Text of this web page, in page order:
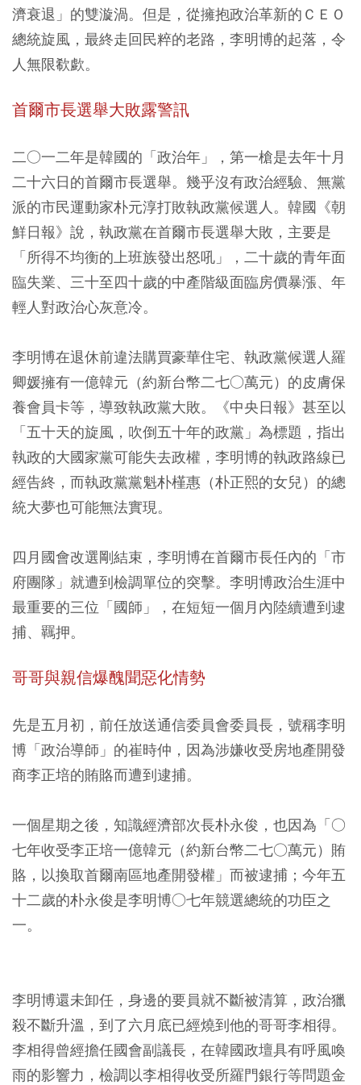
濟衰退」的雙漩渦。但是，從擁抱政治革新的ＣＥＯ
總統旋風，最終走回民粹的老路，李明博的起落，令
人無限欷歔。
首爾市長選舉大敗露警訊
二○一二年是韓國的「政治年」，第一槍是去年十月
二十六日的首爾市長選舉。幾乎沒有政治經驗、無黨
派的市民運動家朴元淳打敗執政黨候選人。韓國《朝
鮮日報》說，執政黨在首爾市長選舉大敗，主要是
「所得不均衡的上班族發出怒吼」，二十歲的青年面
臨失業、三十至四十歲的中產階級面臨房價暴漲、年
輕人對政治心灰意冷。
李明博在退休前違法購買豪華住宅、執政黨候選人羅
卿媛擁有一億韓元（約新台幣二七○萬元）的皮膚保
養會員卡等，導致執政黨大敗。《中央日報》甚至以
「五十天的旋風，吹倒五十年的政黨」為標題，指出
執政的大國家黨可能失去政權，李明博的執政路線已
經告終，而執政黨黨魁朴槿惠（朴正熙的女兒）的總
統大夢也可能無法實現。
四月國會改選剛結束，李明博在首爾市長任內的「市
府團隊」就遭到檢調單位的突擊。李明博政治生涯中
最重要的三位「國師」，在短短一個月內陸續遭到逮
捕、羈押。
哥哥與親信爆醜聞惡化情勢
先是五月初，前任放送通信委員會委員長，號稱李明
博「政治導師」的崔時仲，因為涉嫌收受房地產開發
商李正培的賄賂而遭到逮捕。
一個星期之後，知識經濟部次長朴永俊，也因為「○
七年收受李正培一億韓元（約新台幣二七○萬元）賄
賂，以換取首爾南區地產開發權」而被逮捕；今年五
十二歲的朴永俊是李明博○七年競選總統的功臣之
一。
李明博還未卸任，身邊的要員就不斷被清算，政治獵
殺不斷升溫，到了六月底已經燒到他的哥哥李相得。
李相得曾經擔任國會副議長，在韓國政壇具有呼風喚
雨的影響力，檢調以李相得收受所羅門銀行等問題金